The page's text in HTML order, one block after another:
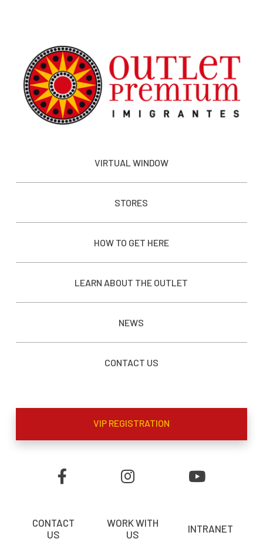
VIRTUAL WINDOW
STORES
HOW TO GET HERE
LEARN ABOUT THE OUTLET
NEWS
CONTACT US
VIP REGISTRATION
CONTACT
US
WORK WITH
US
INTRANET